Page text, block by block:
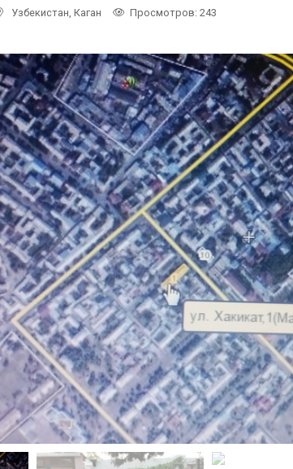
Узбекистан Каган Просмотров: 243